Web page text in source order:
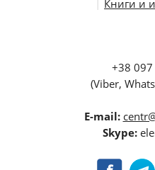
Книги и
+38
(Viber,
E-mail:
Skype: